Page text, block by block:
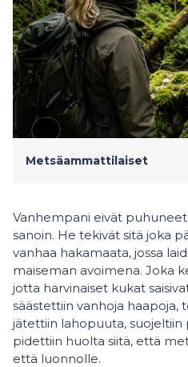
Metsäammattilaiset
Vanhempani eivät
sanoin. He tekivät sitä joka
vanhaa hakamaata, jossa
maiseman avoimena. Joka
jotta harvinaiset kukat
säästettiin vanhoja
jätettiin lahopuuta, suojeltiin
pidettiin huolta siitä, että
että luonnolle.